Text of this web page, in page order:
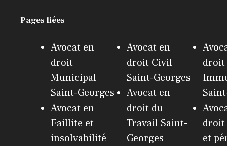
Pages liées
Avocat en
droit
Municipal
Saint-Georges
Avocat en
Faillite et
insolvabilité
Avocat en
droit Civil
Saint-Georges
Avocat en
droit du
Travail Saint-
Georges
droit
et